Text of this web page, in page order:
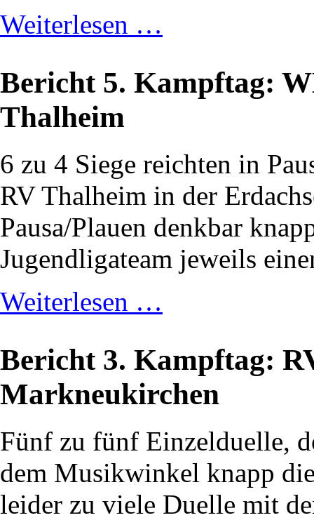
Weiterlesen …
Bericht 5. Kampftag:
Thalheim
6 zu 4 Siege reichten in
RV Thalheim in der
Pausa/Plauen denkbar
Jugendligateam jeweils
Weiterlesen …
Bericht 3. Kampftag:
Markneukirchen
Fünf zu fünf Einzelduelle,
dem Musikwinkel knapp
leider zu viele Duelle mit